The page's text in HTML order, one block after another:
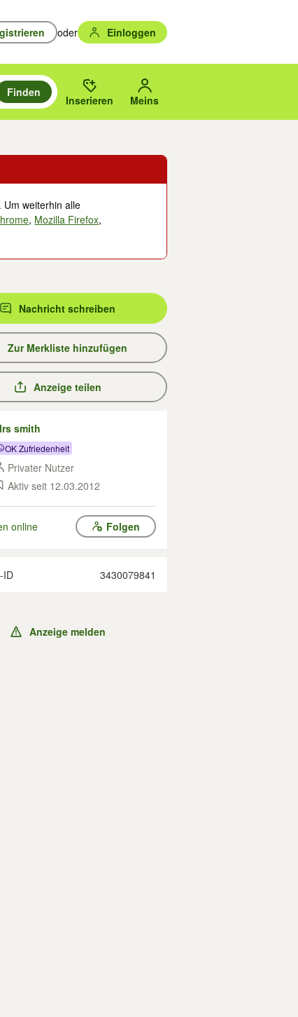
oder Einloggen
und mit Eingabetaste auswählen.
zu suchen, oder Vorschläge mit den Pfeiltasten nach oben/
gewählten Orts oder PLZ.
Finden
Inserieren Meins
Um weiterhin alle
, Mozilla Firefox,
Nachricht schreiben
Zur Merkliste hinzufügen
Anzeige teilen
smith
OK Zufriedenheit
Privater Nutzer
Aktiv seit 12.03.2012
online Folgen
ID 3430079841
Anzeige melden